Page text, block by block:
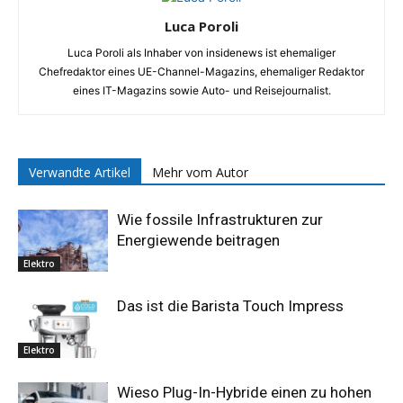
Luca Poroli
Luca Poroli als Inhaber von insidenews ist ehemaliger
Chefredaktor eines UE-Channel-Magazins, ehemaliger Redaktor
eines IT-Magazins sowie Auto- und Reisejournalist.
Verwandte Artikel Mehr vom Autor
Elektro
Wie fossile Infrastrukturen zur
Energiewende beitragen
Elektro
Das ist die Barista Touch Impress
Wieso Plug-In-Hybride einen zu hohen